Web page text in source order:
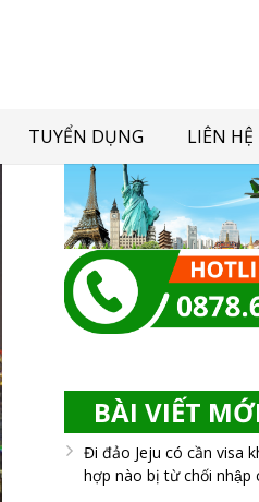
TUYỂN DỤNG LIÊN HỆ
BÀI VIẾT
Đi đảo Jeju có cần visa
hợp nào bị từ chối nhập